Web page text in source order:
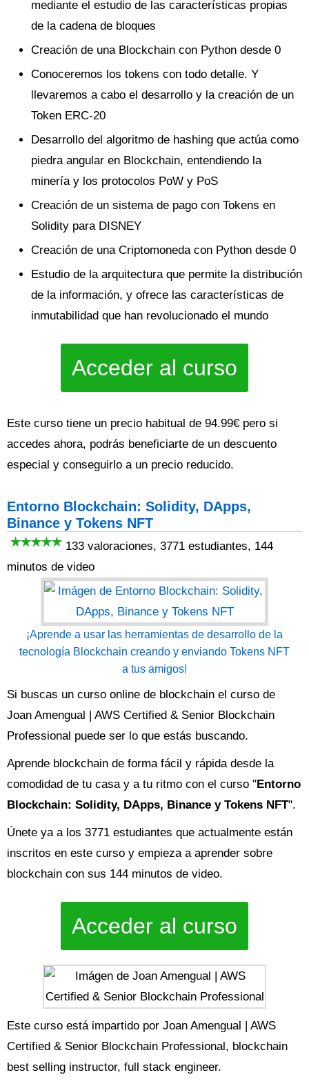
mediante el estudio de las características propias
de la cadena de bloques
Creación de una Blockchain con Python desde 0
Conoceremos los tokens con todo detalle. Y
llevaremos a cabo el desarrollo y la creación de un
Token ERC-20
Desarrollo del algoritmo de hashing que actúa como
piedra angular en Blockchain, entendiendo la
minería y los protocolos PoW y PoS
Creación de un sistema de pago con Tokens en
Solidity para DISNEY
Creación de una Criptomoneda con Python desde 0
Estudio de la arquitectura que permite la distribución
de la información, y ofrece las características de
inmutabilidad que han revolucionado el mundo
Acceder al curso
Este curso tiene un precio habitual de 94.99€ pero si
accedes ahora, podrás beneficiarte de un descuento
especial y conseguirlo a un precio reducido.
Entorno Blockchain: Solidity, DApps,
Binance y Tokens NFT
133 valoraciones, 3771 estudiantes, 144
minutos de video
¡Aprende a usar las herramientas de desarrollo de la
tecnología Blockchain creando y enviando Tokens NFT
a tus amigos!
Si buscas un curso online de blockchain el curso de
Joan Amengual | AWS Certified & Senior Blockchain
Professional puede ser lo que estás buscando.
Aprende blockchain de forma fácil y rápida desde la
comodidad de tu casa y a tu ritmo con el curso "Entorno
Blockchain: Solidity, DApps, Binance y Tokens NFT".
Únete ya a los 3771 estudiantes que actualmente están
inscritos en este curso y empieza a aprender sobre
blockchain con sus 144 minutos de video.
Acceder al curso
Este curso está impartido por Joan Amengual | AWS
Certified & Senior Blockchain Professional, blockchain
best selling instructor, full stack engineer.